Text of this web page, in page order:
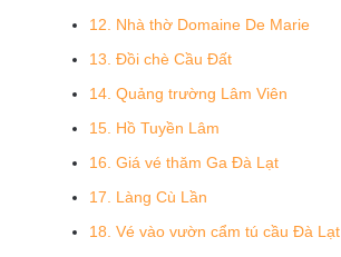
12. Nhà thờ Domaine De Marie
13. Đồi chè Cầu Đất
14. Quảng trường Lâm Viên
15. Hồ Tuyền Lâm
16. Giá vé thăm Ga Đà Lạt
17. Làng Cù Lần
18. Vé vào vườn cẩm tú cầu Đà Lạt